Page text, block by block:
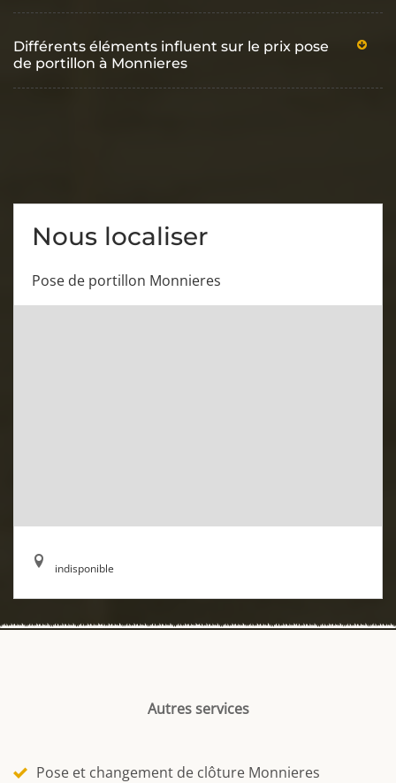
Différents éléments influent sur le prix pose
de portillon à Monnieres
Nous localiser
Pose de portillon Monnieres
indisponible
Autres services
Pose et changement de clôture Monnieres